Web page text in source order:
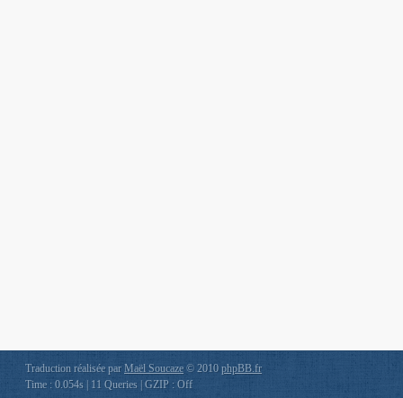
Traduction réalisée parMaël Soucaze© 2010 phpBB.fr
Time : 0.054s | 11 Queries | GZIP : Off